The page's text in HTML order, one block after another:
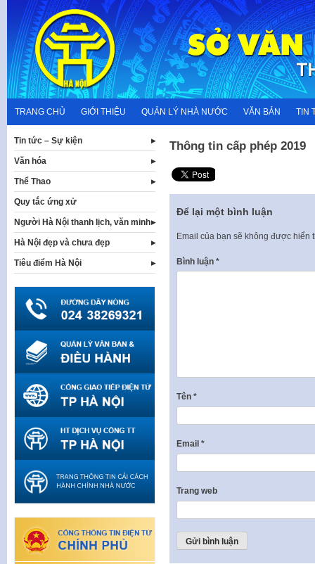
content
TRANG CHỦ GIỚI THIỆU QUẢN LÝ NHÀ NƯỚC VĂN BẢN TIN
Thông tin cấp phép 2019
Để lại một bình luận
Email của bạn sẽ không được hiển
Bình luận *
Tên *
Email *
Trang web
Tin tức – Sự kiện
Văn hóa
Thể Thao
Quy tắc ứng xử
Người Hà Nội thanh lịch, văn minh
Hà Nội đẹp và chưa đẹp
Tiêu điểm Hà Nội